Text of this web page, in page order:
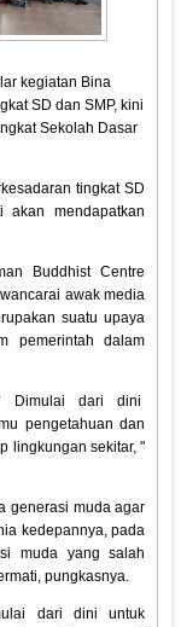
kegiatan Bina
SD dan SMP, kini
Sekolah Dasar
tingkat SD
mendapatkan
Buddhist Centre
awak media
suatu upaya
pemerintah dalam
Dimulai dari dini
pengetahuan dan
lingkungan sekitar, "
generasi muda agar
kedepannya, pada
muda yang salah
pungkasnya.
dari dini untuk